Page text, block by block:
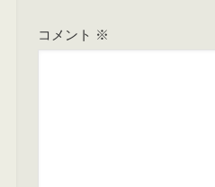
コメント ※